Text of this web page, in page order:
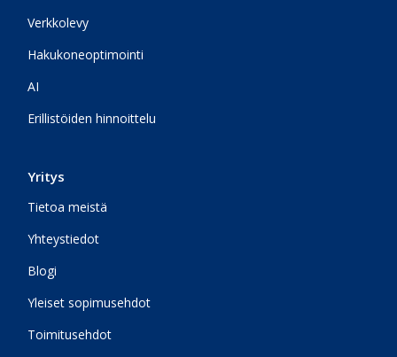
Verkkolevy
Hakukoneoptimointi
AI
Erillistöiden hinnoittelu
Yritys
Tietoa meistä
Yhteystiedot
Blogi
Yleiset sopimusehdot
Toimitusehdot